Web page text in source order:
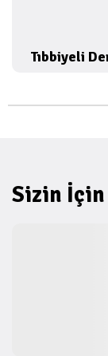
Tıbbiyeli
Sizin